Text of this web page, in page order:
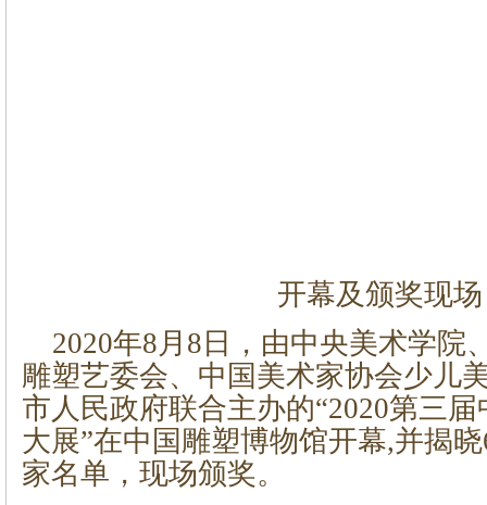
开幕及颁奖现场
2020年8月8日，由中央美术学院
雕塑艺委会、中国美术家协会少儿
市人民政府联合主办的“2020第三
大展”在中国雕塑博物馆开幕,并揭
家名单，现场颁奖。